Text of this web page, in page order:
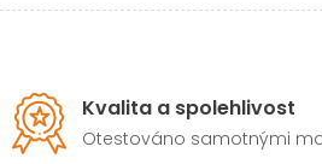
Kvalita a spolehlivost
Otestováno samotnými